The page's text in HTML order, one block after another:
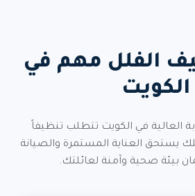
الفلل مهم في
الكويت
العالية في الكويت تتطلب تنظيفاً
يستحق العناية المستمرة والصيانة
بيئة صحية وآمنة لعائلتك.